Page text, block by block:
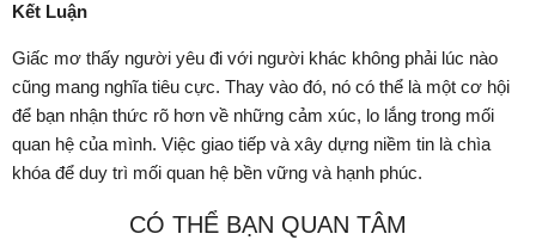
Kết Luận
Giấc mơ thấy người yêu đi với người khác không phải lúc nào
cũng mang nghĩa tiêu cực. Thay vào đó, nó có thể là một cơ hội
để bạn nhận thức rõ hơn về những cảm xúc, lo lắng trong mối
quan hệ của mình. Việc giao tiếp và xây dựng niềm tin là chìa
khóa để duy trì mối quan hệ bền vững và hạnh phúc.
CÓ THỂ BẠN QUAN TÂM